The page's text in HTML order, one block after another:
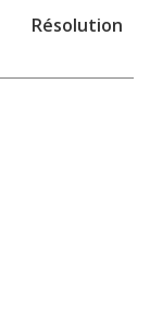
Résolution